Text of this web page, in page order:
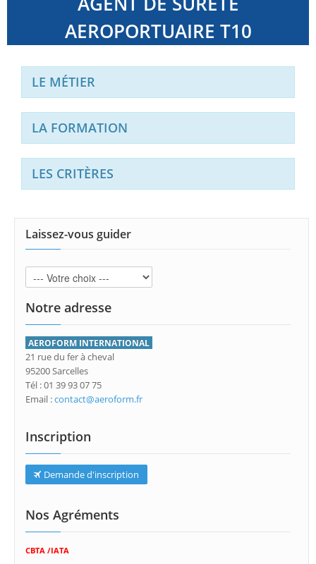
AEROPORTUAIRE T10
LE MÉTIER
LA FORMATION
LES CRITÈRES
Laissez-vous guider
Notre adresse
AEROFORM INTERNATIONAL
21 rue du fer à cheval
95200 Sarcelles
Tél : 01 39 93 07 75
Email :contact@aeroform.fr
Inscription
Demande d'inscription
Nos Agréments
CBTA /IATA